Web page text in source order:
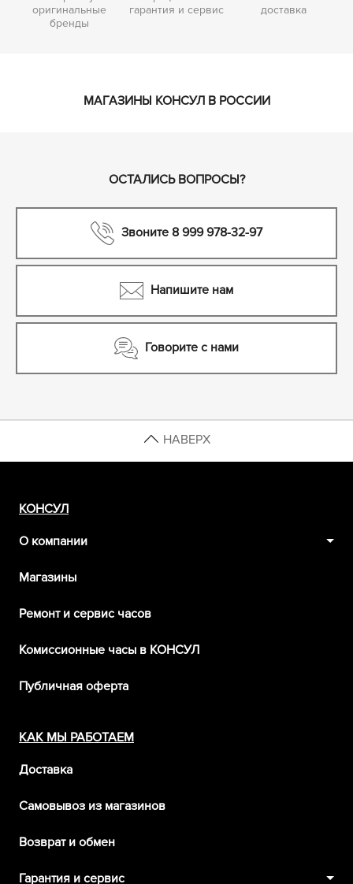
оригинальные
бренды
гарантия и сервис
доставка
МАГАЗИНЫ КОНСУЛ В РОССИИ
ОСТАЛИСЬ ВОПРОСЫ?
Звоните 8 999 978-32-97
Напишите нам
Говорите с нами
НАВЕРХ
КОНСУЛ
О компании
Магазины
Ремонт и сервис часов
Комиссионные часы в КОНСУЛ
Публичная оферта
КАК МЫ РАБОТАЕМ
Доставка
Самовывоз из магазинов
Возврат и обмен
Гарантия и сервис